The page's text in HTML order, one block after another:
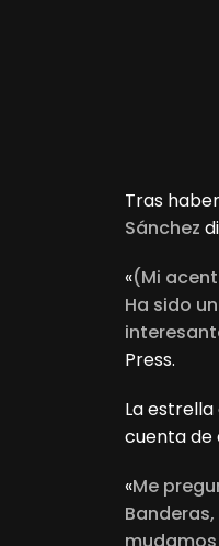
Tras
Sánchez
«(Mi
Ha sido
Press.
La
cuenta de
«Me